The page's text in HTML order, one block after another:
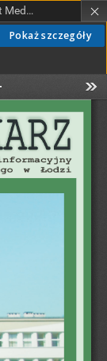
Pokaż szczegóły
Uniwersytet Medyczny w Łodzi